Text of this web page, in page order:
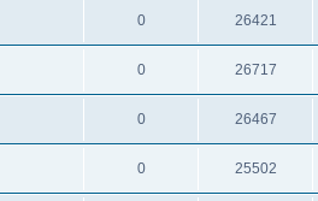
0 26421
0 26717
0 26467
0 25502